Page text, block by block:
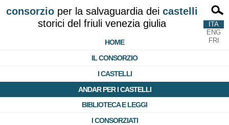
consorzioper la salvaguardia dei castelli
storici del friuli venezia giulia
HOME
IL CONSORZIO
I CASTELLI
ANDAR PER I CASTELLI
BIBLIOTECA E LEGGI
I CONSORZIATI
ITA
ENG
FRI